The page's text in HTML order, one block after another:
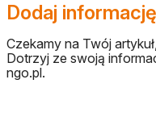
Dodaj
Czekamy na Twój
Dotrzyj ze swoją
ngo.pl.